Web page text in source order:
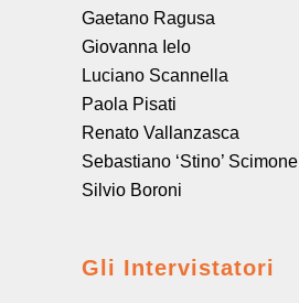
Gaetano Ragusa
Giovanna Ielo
Luciano Scannella
Paola Pisati
Renato Vallanzasca
Sebastiano ‘Stino’ Scimone
Silvio Boroni
Gli Intervistatori